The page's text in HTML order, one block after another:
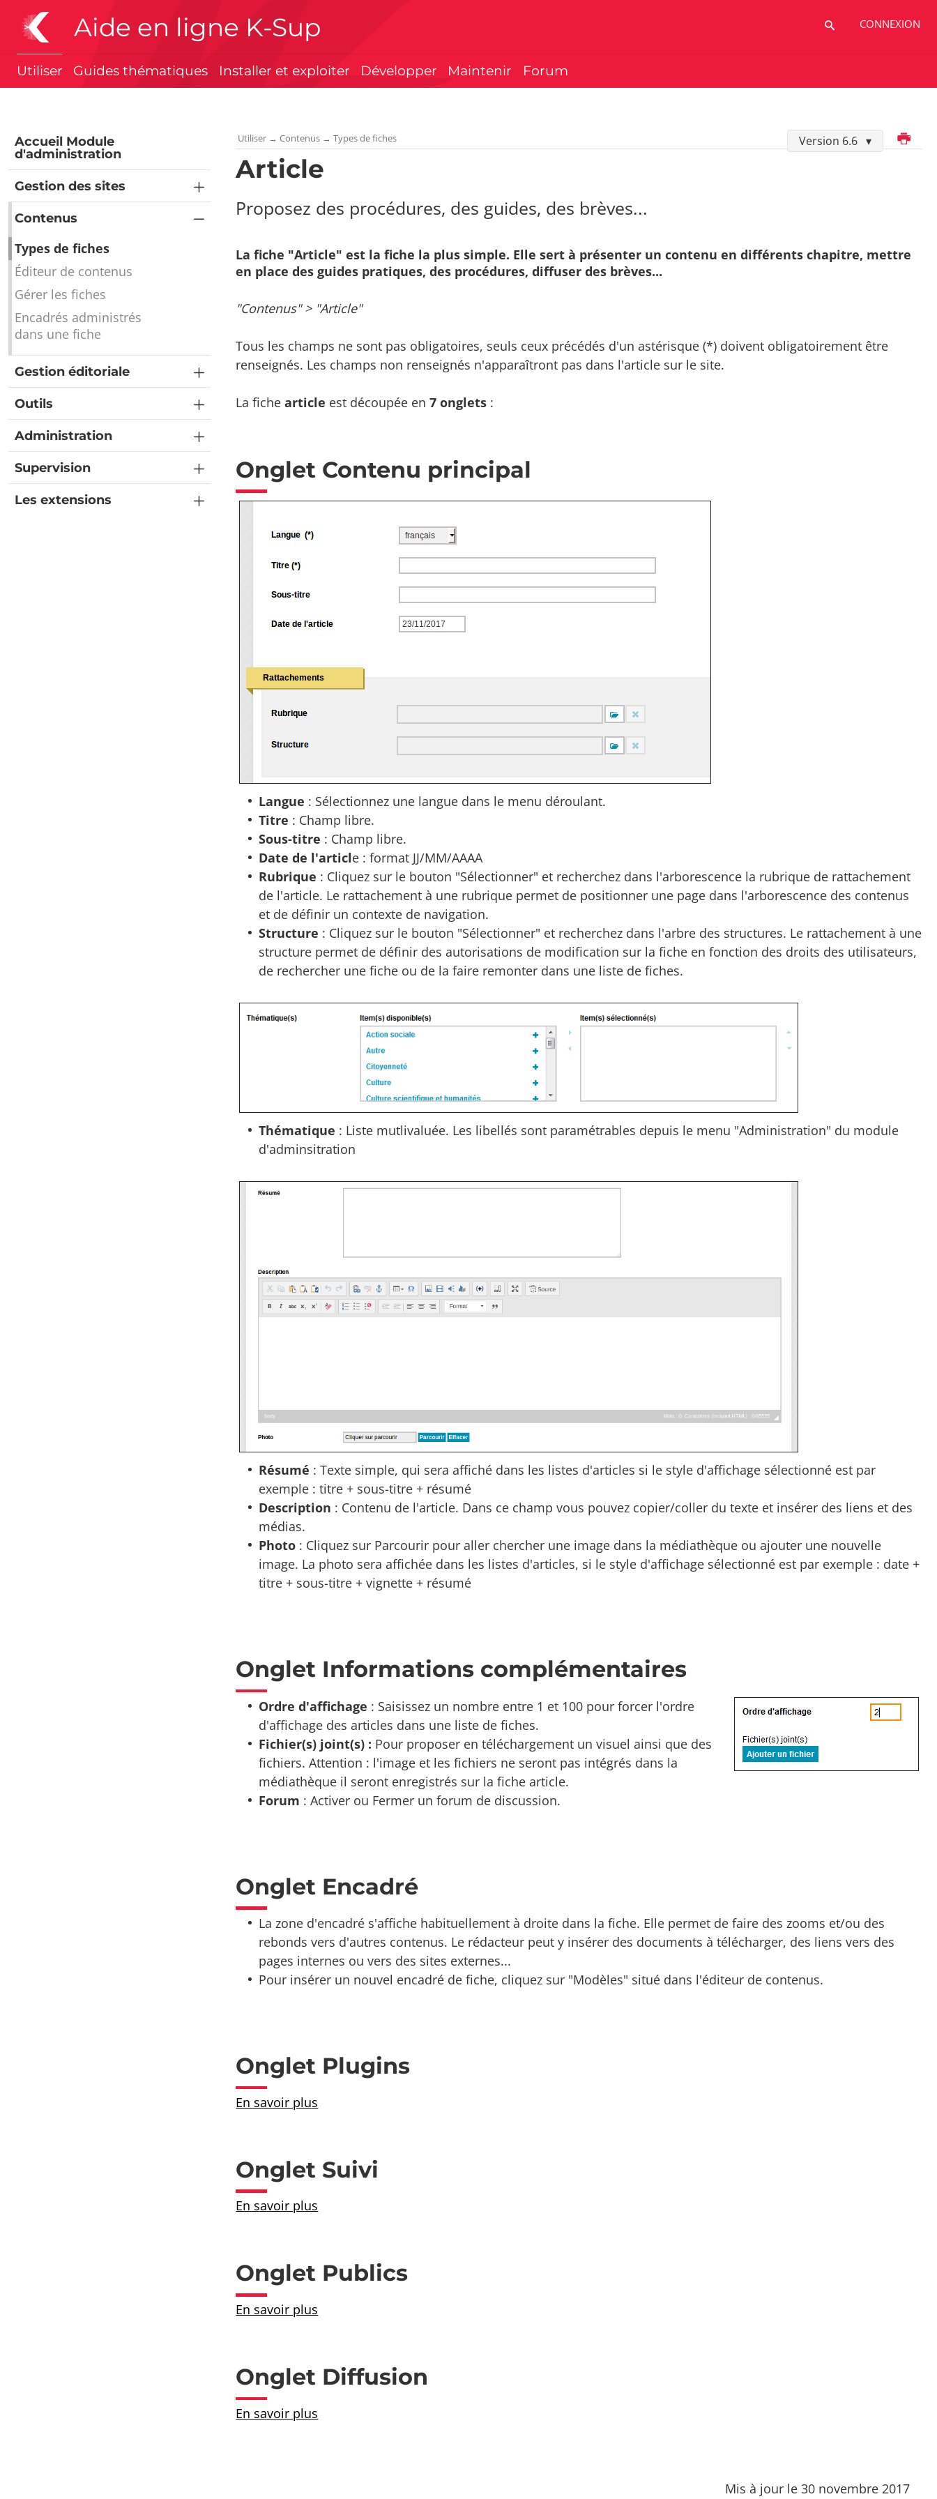
Aide en ligne K-Sup CONNEXION
Utiliser Guides thématiques Installer et exploiter Développer Maintenir Forum
Accueil Module
d'administration
Gestion des sites
Contenus
Types de fiches
Éditeur de contenus
Gérer les fiches
Encadrés administrés
dans une fiche
Gestion éditoriale
Outils
Administration
Supervision
Les extensions
Version 6.6Imprimer
Utiliser →Contenus →Types de fiches
Article
Proposez des procédures, des guides, des brèves...
La fiche "Article" est la fiche la plus simple. Elle sert à présenter un contenu en différents chapitre, mettre
en place des guides pratiques, des procédures, diffuser des brèves...
"Contenus" > "Article"
Tous les champs ne sont pas obligatoires, seuls ceux précédés d'un astérisque (*) doivent obligatoirement être
renseignés. Les champs non renseignés n'apparaîtront pas dans l'article sur le site.
La fichearticle est découpée en7 onglets :
Onglet Contenu principal
Langue : Sélectionnez une langue dans le menu déroulant.
Titre : Champ libre.
Sous-titre : Champ libre.
Date de l'article : format JJ/MM/AAAA
Rubrique : Cliquez sur le bouton "Sélectionner" et recherchez dans l'arborescence la rubrique de rattachement
de l'article. Le rattachement à une rubrique permet de positionner une page dans l'arborescence des contenus
et de définir un contexte de navigation.
Structure : Cliquez sur le bouton "Sélectionner" et recherchez dans l'arbre des structures. Le rattachement à une
structure permet de définir des autorisations de modification sur la fiche en fonction des droits des utilisateurs,
de rechercher une fiche ou de la faire remonter dans une liste de fiches.
Thématique : Liste mutlivaluée. Les libellés sont paramétrables depuis le menu "Administration" du module
d'adminsitration
Résumé : Texte simple, qui sera affiché dans les listes d'articles si le style d'affichage sélectionné est par
exemple : titre + sous-titre + résumé
Description : Contenu de l'article. Dans ce champ vous pouvez copier/coller du texte et insérer des liens et des
médias.
Photo: Cliquez sur Parcourir pour aller chercher une image dans la médiathèque ou ajouter une nouvelle
image. La photo sera affichée dans les listes d'articles, si le style d'affichage sélectionné est par exemple : date +
titre + sous-titre + vignette + résumé
Onglet Informations complémentaires
Ordre d'affichage : Saisissez un nombre entre 1 et 100 pour forcer l'ordre
d'affichage des articles dans une liste de fiches.
Fichier(s) joint(s) : Pour proposer en téléchargement un visuel ainsi que des
fichiers. Attention : l'image et les fichiers ne seront pas intégrés dans la
médiathèque il seront enregistrés sur la fiche article.
Forum : Activer ou Fermer un forum de discussion.
Onglet Encadré
La zone d'encadré s'affiche habituellement à droite dans la fiche. Elle permet de faire des zooms et/ou des
rebonds vers d'autres contenus. Le rédacteur peut y insérer des documents à télécharger, des liens vers des
pages internes ou vers des sites externes...
Pour insérer un nouvel encadré de fiche, cliquez sur "Modèles" situé dans l'éditeur de contenus.
Onglet Plugins
En savoir plus
Onglet Suivi
En savoir plus
Onglet Publics
En savoir plus
Onglet Diffusion
En savoir plus
Mis à jour le 30 novembre 2017